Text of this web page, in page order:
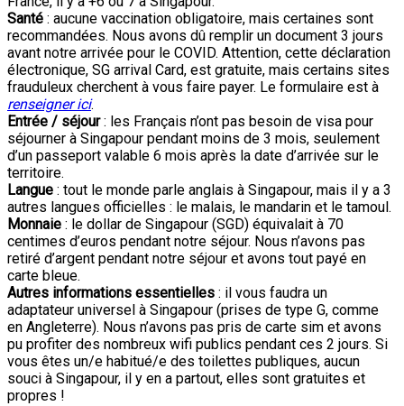
Santé : aucune vaccination obligatoire, mais certaines sont
recommandées. Nous avons dû remplir un document 3 jours
avant notre arrivée pour le COVID. Attention, cette déclaration
électronique, SG arrival Card, est gratuite, mais certains sites
frauduleux cherchent à vous faire payer. Le formulaire est à
renseigner ici.
Entrée / séjour: les Français n’ont pas besoin de visa pour
séjourner à Singapour pendant moins de 3 mois, seulement
d’un passeport valable 6 mois après la date d’arrivée sur le
territoire.
Langue : tout le monde parle anglais à Singapour, mais il y a 3
autres langues officielles : le malais, le mandarin et le tamoul.
Monnaie : le dollar de Singapour (SGD) équivalait à 70
centimes d’euros pendant notre séjour. Nous n’avons pas
retiré d’argent pendant notre séjour et avons tout payé en
carte bleue.
Autres informations essentielles : il vous faudra un
adaptateur universel à Singapour (prises de type G, comme
en Angleterre). Nous n’avons pas pris de carte sim et avons
pu profiter des nombreux wifi publics pendant ces 2 jours. Si
vous êtes un/e habitué/e des toilettes publiques, aucun
souci à Singapour, il y en a partout, elles sont gratuites et
propres !